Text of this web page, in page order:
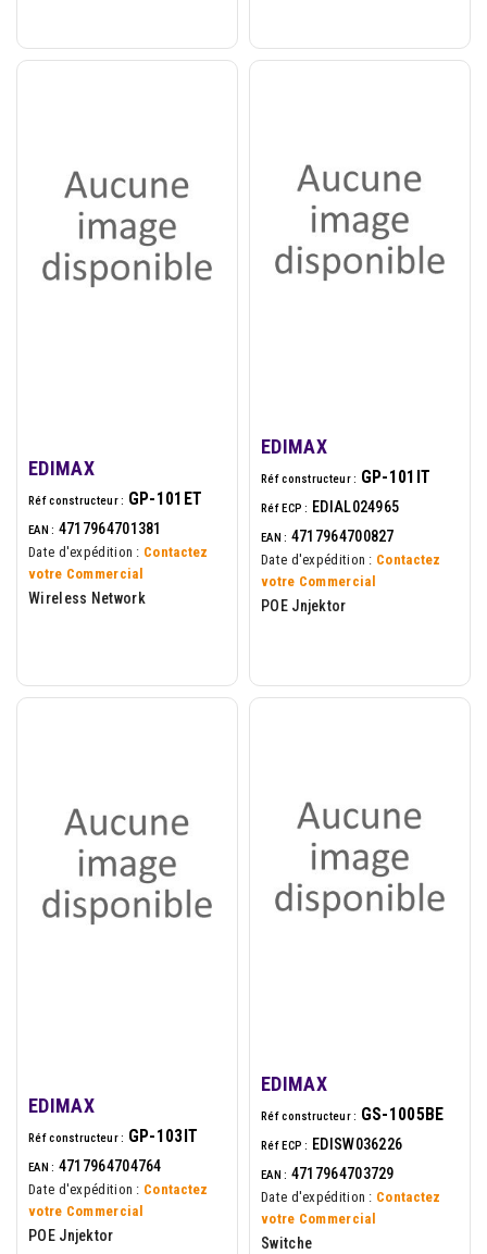
EDIMAX
Réf constructeur : GP-101ET
EAN : 4717964701381
Date d'expédition : Contactez
votre Commercial
Wireless Network
EDIMAX
Réf constructeur : GP-101IT
Réf ECP : EDIAL024965
EAN : 4717964700827
Date d'expédition : Contactez
votre Commercial
POE Jnjektor
EDIMAX
Réf constructeur : GP-103IT
EAN : 4717964704764
Date d'expédition : Contactez
votre Commercial
POE Jnjektor
EDIMAX
Réf constructeur : GS-1005BE
Réf ECP : EDISW036226
EAN : 4717964703729
Date d'expédition : Contactez
votre Commercial
Switche